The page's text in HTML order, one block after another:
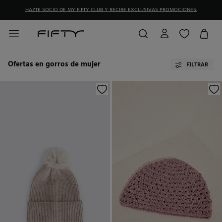
HAZTE SOCIO DE MY FIFTY CLUB Y RECIBE EXCLUSIVAS PROMOCIONES.
Ofertas en gorros de mujer FILTRAR